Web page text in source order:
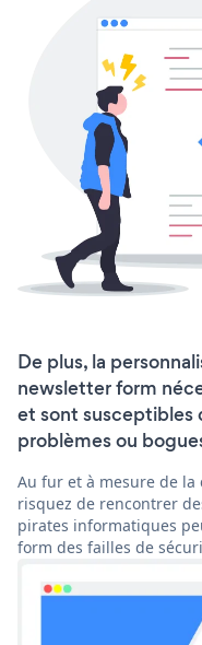
De plus, la
newsletter form
et sont susceptibles
problèmes ou
Au fur et à mesure de la
risquez de rencontrer
pirates informatiques
form des failles de